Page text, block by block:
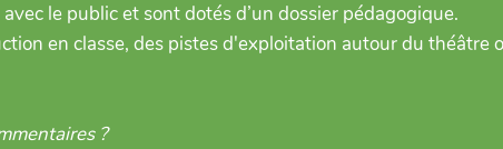
le public et sont dotés d’un dossier pédagogique.
en classe, des pistes d'exploitation autour du théâtre
?